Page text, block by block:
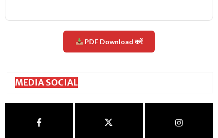
PDF Download करें
MEDIA SOCIAL